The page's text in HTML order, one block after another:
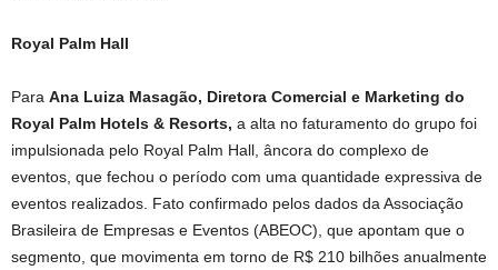
Royal Palm Hall
Para Ana Luiza Masagão, Diretora Comercial e Marketing do
Royal Palm Hotels & Resorts, a alta no faturamento do grupo foi
impulsionada pelo Royal Palm Hall, âncora do complexo de
eventos, que fechou o período com uma quantidade expressiva de
eventos realizados. Fato confirmado pelos dados da Associação
Brasileira de Empresas e Eventos (ABEOC), que apontam que o
segmento, que movimenta em torno de R$ 210 bilhões anualmente